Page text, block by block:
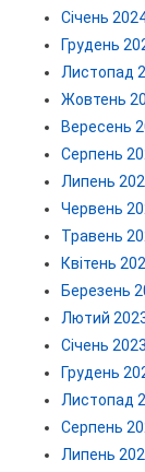
Січень
Грудень
Листопад
Жовтень
Вересень
Серпень
Липень
Червень
Травень
Квітень
Березень
Лютий
Січень 2023
Грудень
Листопад
Серпень
Липень